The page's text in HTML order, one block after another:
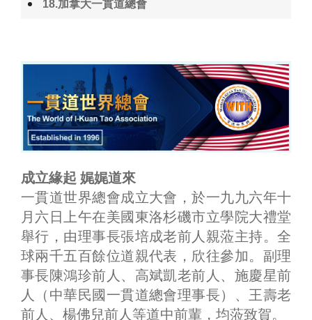
18.加拿大一貫道總會
成立緣起 娓娓道來
一貫道世界總會成立大會，於一九九六年十
月六日上午在美國東洛杉磯市立學院大禮堂
舉行，由理事長張培成老前人親蒞主持。全
球兩千五百餘位道親代表，欣往參加。副理
事長陳鴻珍前人、高斌凱老前人、施慶星前
人（中華民國一貫道總會理事長）、王壽老
前人、楊佛兒前人等道中前輩，均蒞致賀。